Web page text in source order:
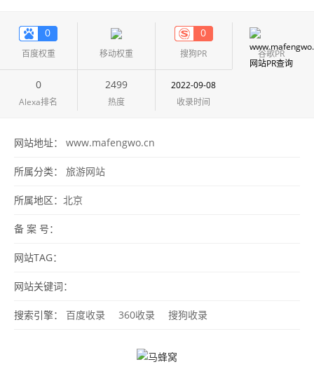
0
百度权重 移动权重
0
搜狗PR 谷歌PR
0
Alexa排名
2499
热度
2022-09-08
收录时间
网站地址： www.mafengwo.cn
所属分类： 旅游网站
所属地区： 北京
备 案 号：
网站TAG：
网站关键词：
搜索引擎： 百度收录 360收录 搜狗收录